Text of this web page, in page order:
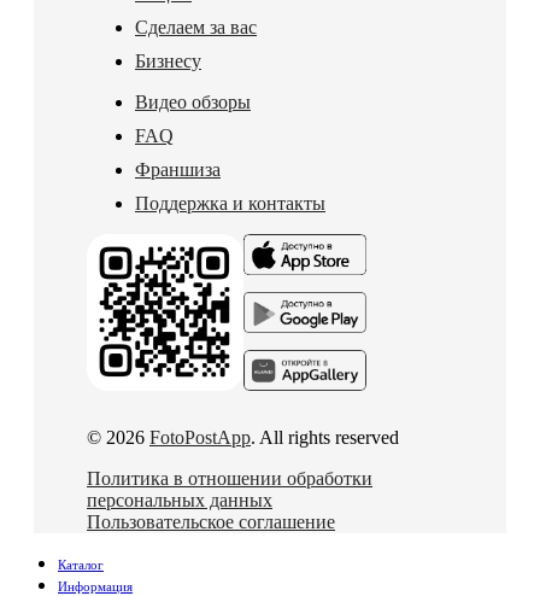
Сделаем за вас
Бизнесу
Видео обзоры
FAQ
Франшиза
Поддержка и контакты
© 2026 FotoPostApp. All rights reserved
Политика в отношении обработки
персональных данных
Пользовательское соглашение
Каталог
Информация